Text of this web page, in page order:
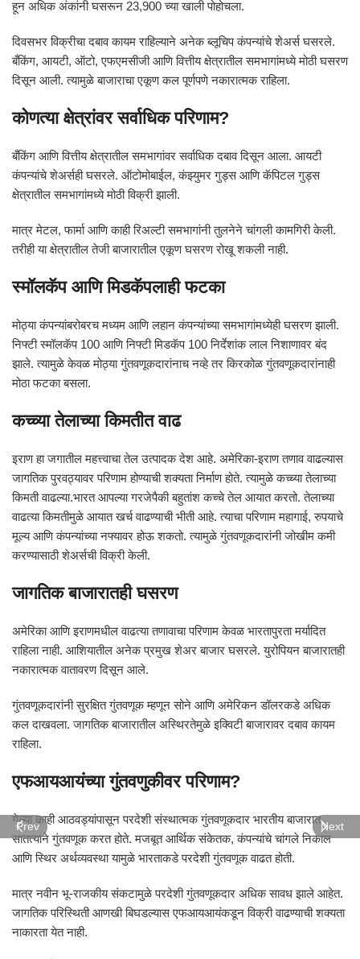
हून अधिक अंकांनी घसरून 23,900 च्या खाली पोहोचला.
दिवसभर विक्रीचा दबाव कायम राहिल्याने अनेक ब्लूचिप कंपन्यांचे शेअर्स घसरले.
बँकिंग, आयटी, ऑटो, एफएमसीजी आणि वित्तीय क्षेत्रातील समभागांमध्ये मोठी घसरण
दिसून आली. त्यामुळे बाजाराचा एकूण कल पूर्णपणे नकारात्मक राहिला.
कोणत्या क्षेत्रांवर सर्वाधिक परिणाम?
बँकिंग आणि वित्तीय क्षेत्रातील समभागांवर सर्वाधिक दबाव दिसून आला. आयटी
कंपन्यांचे शेअर्सही घसरले. ऑटोमोबाईल, कंझ्युमर गुड्स आणि कॅपिटल गुड्स
क्षेत्रातील समभागांमध्ये मोठी विक्री झाली.
मात्र मेटल, फार्मा आणि काही रिअल्टी समभागांनी तुलनेने चांगली कामगिरी केली.
तरीही या क्षेत्रातील तेजी बाजारातील एकूण घसरण रोखू शकली नाही.
स्मॉलकॅप आणि मिडकॅपलाही फटका
मोठ्या कंपन्यांबरोबरच मध्यम आणि लहान कंपन्यांच्या समभागांमध्येही घसरण झाली.
निफ्टी स्मॉलकॅप 100 आणि निफ्टी मिडकॅप 100 निर्देशांक लाल निशाणावर बंद
झाले. त्यामुळे केवळ मोठ्या गुंतवणूकदारांनाच नव्हे तर किरकोळ गुंतवणूकदारांनाही
मोठा फटका बसला.
कच्च्या तेलाच्या किमतीत वाढ
इराण हा जगातील महत्त्वाचा तेल उत्पादक देश आहे. अमेरिका-इराण तणाव वाढल्यास
जागतिक पुरवठ्यावर परिणाम होण्याची शक्यता निर्माण होते. त्यामुळे कच्च्या तेलाच्या
किमती वाढल्या.भारत आपल्या गरजेपैकी बहुतांश कच्चे तेल आयात करतो. तेलाच्या
वाढत्या किमतीमुळे आयात खर्च वाढण्याची भीती आहे. त्याचा परिणाम महागाई, रुपयाचे
मूल्य आणि कंपन्यांच्या नफ्यावर होऊ शकतो. त्यामुळे गुंतवणूकदारांनी जोखीम कमी
करण्यासाठी शेअर्सची विक्री केली.
जागतिक बाजारातही घसरण
अमेरिका आणि इराणमधील वाढत्या तणावाचा परिणाम केवळ भारतापुरता मर्यादित
राहिला नाही. आशियातील अनेक प्रमुख शेअर बाजार घसरले. युरोपियन बाजारातही
नकारात्मक वातावरण दिसून आले.
गुंतवणूकदारांनी सुरक्षित गुंतवणूक म्हणून सोने आणि अमेरिकन डॉलरकडे अधिक
कल दाखवला. जागतिक बाजारातील अस्थिरतेमुळे इक्विटी बाजारावर दबाव कायम
राहिला.
एफआयआयंच्या गुंतवणुकीवर परिणाम?
गेल्या काही आठवड्यांपासून परदेशी संस्थात्मक गुंतवणूकदार भारतीय बाजारात
सातत्याने गुंतवणूक करत होते. मजबूत आर्थिक संकेतक, कंपन्यांचे चांगले निकाल
आणि स्थिर अर्थव्यवस्था यामुळे भारताकडे परदेशी गुंतवणूक वाढत होती.
मात्र नवीन भू-राजकीय संकटामुळे परदेशी गुंतवणूकदार अधिक सावध झाले आहेत.
जागतिक परिस्थिती आणखी बिघडल्यास एफआयआयंकडून विक्री वाढण्याची शक्यता
नाकारता येत नाही.
Prev Next